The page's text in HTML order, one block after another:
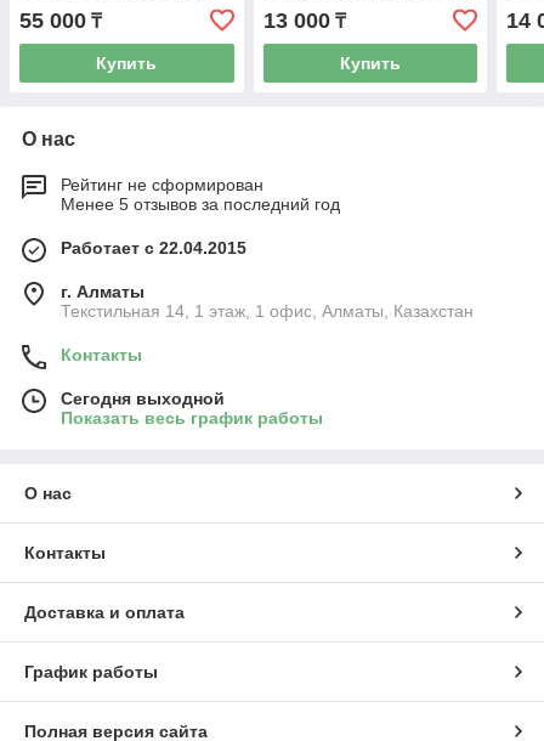
55 000 ₸
Купить
13 000₸
Купить
14
О нас
Рейтинг не сформирован
Менее 5 отзывов за последний год
Работает с 22.04.2015
г. Алматы
Текстильная 14, 1 этаж, 1 офис, Алматы, Казахстан
Контакты
Сегодня выходной
Показать весь график работы
О нас
Контакты
Доставка и оплата
График работы
Полная версия сайта